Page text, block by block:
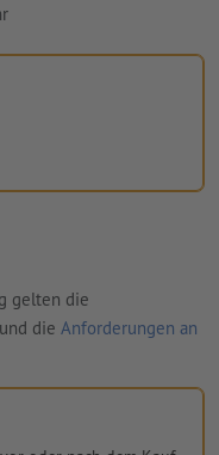
gelten die
und die Anforderungen an